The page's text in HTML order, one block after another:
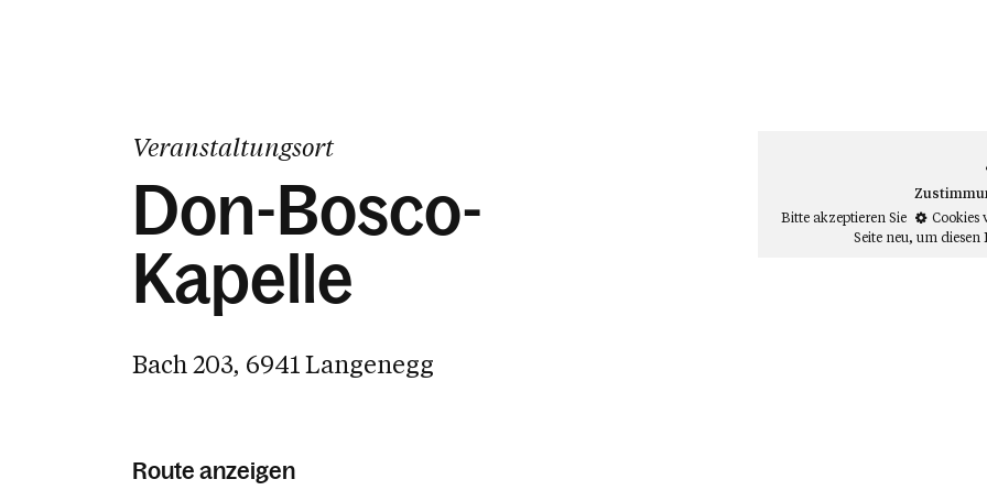
Veranstaltungsort
Don-Bosco-
Kapelle
Bach 203, 6941 Langenegg
Route anzeigen
Bitte akzeptieren Sie
Cookies
Seite neu, um diesen